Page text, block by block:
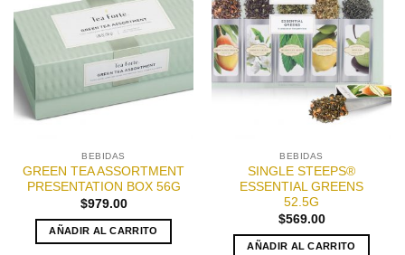
Añadir
a la
lista de
deseos
BEBIDAS
GREEN TEA ASSORTMENT
PRESENTATION BOX 56G
$979.00
AÑADIR AL CARRITO
Añadir
a la
lista de
deseos
BEBIDAS
SINGLE STEEPS®
ESSENTIAL GREENS
52.5G
$569.00
AÑADIR AL CARRITO